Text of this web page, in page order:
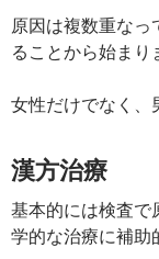
原因は複数重な
ることから始まり
女性だけでなく、
漢方治療
基本的には検査で
学的な治療に補助